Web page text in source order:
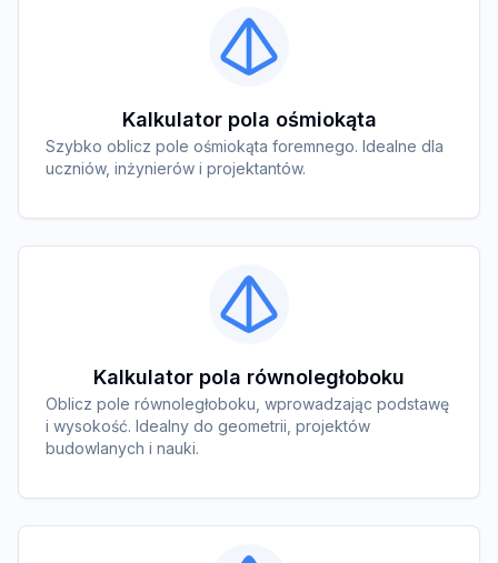
Kalkulator pola ośmiokąta
Szybko oblicz pole ośmiokąta foremnego. Idealne dla
uczniów, inżynierów i projektantów.
Kalkulator pola równoległoboku
Oblicz pole równoległoboku, wprowadzając podstawę
i wysokość. Idealny do geometrii, projektów
budowlanych i nauki.